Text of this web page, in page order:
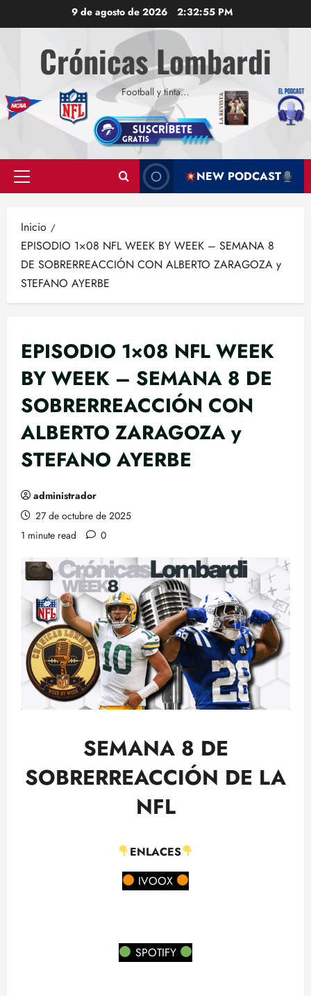
al
contenido
9 de agosto de 2026 2:32:55 PM
Crónicas Lombardi
Football y tinta…
Menú
NEW PODCAST
Inicio
EPISODIO 1×08 NFL WEEK BY WEEK – SEMANA 8
DE SOBRERREACCIÓN CON ALBERTO ZARAGOZA y
STEFANO AYERBE
EPISODIO 1×08 NFL WEEK
BY WEEK – SEMANA 8 DE
SOBRERREACCIÓN CON
ALBERTO ZARAGOZA y
STEFANO AYERBE
administrador
27 de octubre de 2025
1 minute read
0
SEMANA 8 DE
SOBRERREACCIÓN DE LA
NFL
ENLACES
IVOOX
SPOTIFY